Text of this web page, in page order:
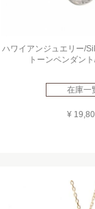
ハワイアンジュエリー/
トーンペンダン
在庫一
¥